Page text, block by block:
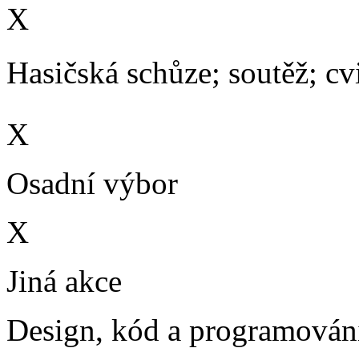
X
Hasičská schůze; soutěž;
X
Osadní výbor
X
Jiná akce
Design, kód a